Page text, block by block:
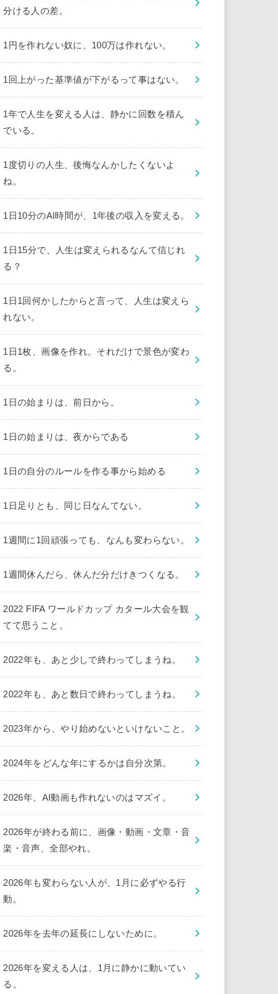
分ける人の差。
1円を作れない奴に、100万は作れない。
1回上がった基準値が下がるって事はない。
1年で人生を変える人は、静かに回数を積ん
でいる。
1度切りの人生、後悔なんかしたくないよ
ね。
1日10分のAI時間が、1年後の収入を変える。
1日15分で、人生は変えられるなんて信じれ
る？
1日1回何かしたからと言って、人生は変えら
れない。
1日1枚、画像を作れ。それだけで景色が変わ
る。
1日の始まりは、前日から。
1日の始まりは、夜からである
1日の自分のルールを作る事から始める
1日足りとも、同じ日なんてない。
1週間に1回頑張っても、なんも変わらない。
1週間休んだら、休んだ分だけきつくなる。
2022 FIFA ワールドカップ カタール大会を観
てて思うこと。
2022年も、あと少しで終わってしまうね。
2022年も、あと数日で終わってしまうね。
2023年から、やり始めないといけないこと。
2024年をどんな年にするかは自分次第。
2026年、AI動画も作れないのはマズイ。
2026年が終わる前に、画像・動画・文章・音
楽・音声、全部やれ。
2026年も変わらない人が、1月に必ずやる行
動。
2026年を去年の延長にしないために。
2026年を変える人は、1月に静かに動いてい
る。